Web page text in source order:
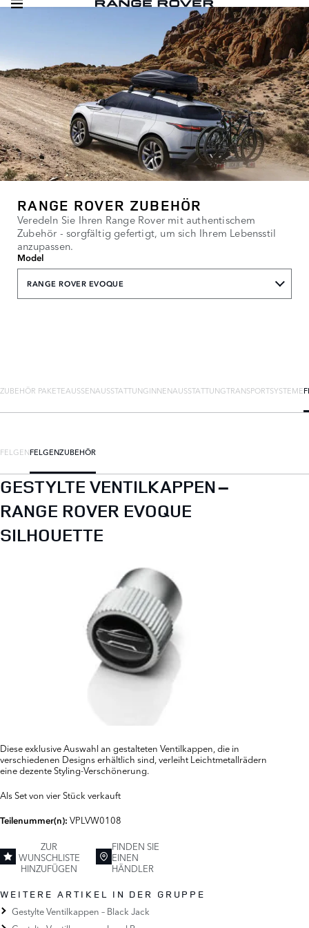
RANGE ROVER ZUBEHÖR
Veredeln Sie Ihren Range Rover mit authentischem
Zubehör - sorgfältig gefertigt, um sich Ihrem Lebensstil
anzupassen.
Model
RANGE ROVER EVOQUE
ZUBEHÖR PAKETEAUSSENAUSSTATTUNG INNENAUSSTATTUNGTRANSPORTSYSTEME
FELGENFELGENZUBEHÖR
GESTYLTE VENTILKAPPEN –
RANGE ROVER EVOQUE
SILHOUETTE
Diese exklusive Auswahl an gestalteten Ventilkappen, die in
verschiedenen Designs erhältlich sind, verleiht Leichtmetallrädern
eine dezente Styling-Verschönerung.
Als Set von vier Stück verkauft
Teilenummer(n): VPLVW0108
ZUR
WUNSCHLISTE
HINZUFÜGEN
FINDEN SIE
EINEN
HÄNDLER
WEITERE ARTIKEL IN DER GRUPPE
Gestylte Ventilkappen – Black Jack